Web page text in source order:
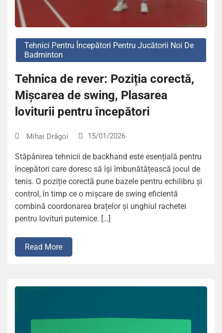
Tehnici Pentru Începători Pentru Jucătorii Noi De
Badminton
Tehnica de rever: Poziția corectă,
Mișcarea de swing, Plasarea
loviturii pentru începători
Mihai Drăgoi 15/01/2026
Stăpânirea tehnicii de backhand este esențială pentru
începători care doresc să își îmbunătățească jocul de
tenis. O poziție corectă pune bazele pentru echilibru și
control, în timp ce o mișcare de swing eficientă
combină coordonarea brațelor și unghiul rachetei
pentru lovituri puternice. […]
Read More